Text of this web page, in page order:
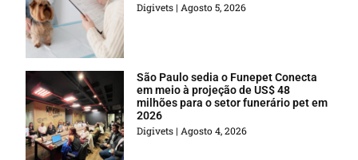
Digivets Agosto 5, 2026
São Paulo sedia o Funepet Conecta
em meio à projeção de US$ 48
milhões para o setor funerário pet em
2026
Digivets Agosto 4, 2026